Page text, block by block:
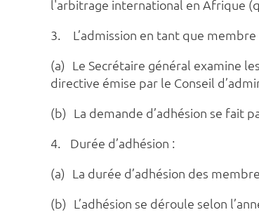
l'arbitrage international en Afrique
3.
L’admission en tant que
(a) Le Secrétaire général examine
directive émise par le Conseil
(b) La demande d’adhésion se fait
4.
Durée d’adhésion :
(a) La durée d’adhésion des
(b) L’adhésion se déroule selon